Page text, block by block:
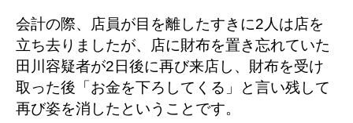
会計の際、店員が目を離したすきに2人は店を
立ち去りましたが、店に財布を置き忘れていた
田川容疑者が2日後に再び来店し、財布を受け
取った後「お金を下ろしてくる」と言い残して
再び姿を消したということです。